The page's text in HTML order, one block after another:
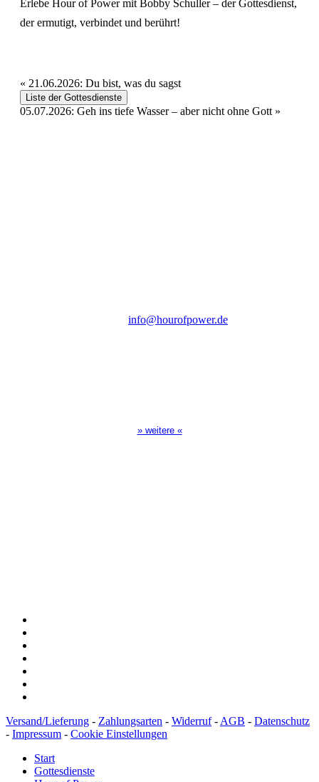
Erlebe Hour of Power mit Bobby Schuller – der Gottesdienst,
der ermutigt, verbindet und berührt!
« 21.06.2026: Du bist, was du sagst
Liste der Gottesdienste
05.07.2026: Geh ins tiefe Wasser – aber nicht ohne Gott »
info@hourofpower.de
» weitere «
Versand/Lieferung - Zahlungsarten - Widerruf- AGB - Datenschutz
- Impressum - Cookie Einstellungen
Start
Gottesdienste